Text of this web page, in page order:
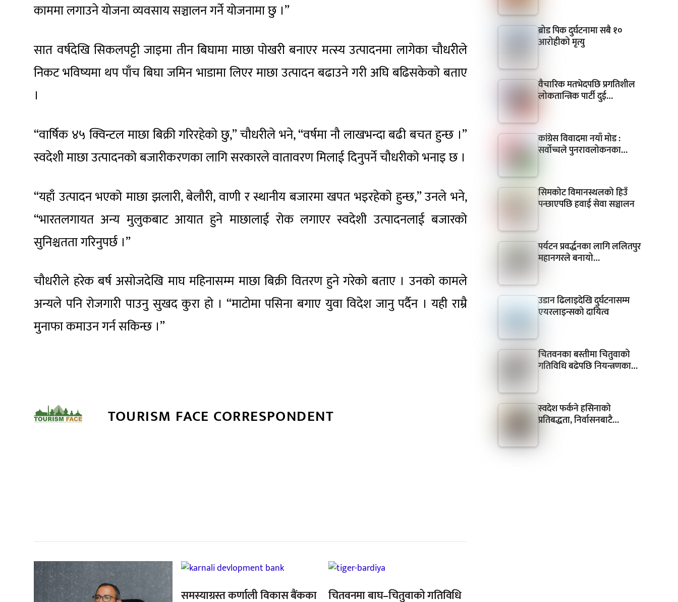
काममा लगाउने योजना व्यवसाय सञ्चालन गर्ने योजनामा छु ।”
सात वर्षदेखि सिकलपट्टी जाइमा तीन बिघामा माछा पोखरी बनाएर मत्स्य उत्पादनमा लागेका चौधरीले
निकट भविष्यमा थप पाँच बिघा जमिन भाडामा लिएर माछा उत्पादन बढाउने गरी अघि बढिसकेको बताए
।
“वार्षिक ४५ क्विन्टल माछा बिक्री गरिरहेको छु,” चौधरीले भने, “वर्षमा नौ लाखभन्दा बढी बचत हुन्छ ।”
स्वदेशी माछा उत्पादनको बजारीकरणका लागि सरकारले वातावरण मिलाई दिनुपर्ने चौधरीको भनाइ छ ।
“यहाँ उत्पादन भएको माछा झलारी, बेलौरी, वाणी र स्थानीय बजारमा खपत भइरहेको हुन्छ,” उनले भने,
“भारतलगायत अन्य मुलुकबाट आयात हुने माछालाई रोक लगाएर स्वदेशी उत्पादनलाई बजारको
सुनिश्चतता गरिनुपर्छ ।”
चौधरीले हरेक बर्ष असोजदेखि माघ महिनासम्म माछा बिक्री वितरण हुने गरेको बताए । उनको कामले
अन्यले पनि रोजगारी पाउनु सुखद कुरा हो । “माटोमा पसिना बगाए युवा विदेश जानु पर्दैन । यही राम्रै
मुनाफा कमाउन गर्न सकिन्छ ।”
TOURISM FACE CORRESPONDENT
,
समस्याग्रस्त कर्णाली विकास बैंकका
,
चितवनमा बाघ–चितुवाको गतिविधि
ब्रोड पिक दुर्घटनामा सबै १०
आरोहीको मृत्यु
वैचारिक मतभेदपछि प्रगतिशील
लोकतान्त्रिक पार्टी दुई…
कांग्रेस विवादमा नयाँ मोड :
सर्वोच्चले पुनरावलोकनका…
सिमकोट विमानस्थलको हिउँ
पन्छाएपछि हवाई सेवा सञ्चालन
पर्यटन प्रवर्द्धनका लागि ललितपुर
महानगरले बनायो…
उडान ढिलाइदेखि दुर्घटनासम्म
एयरलाइन्सको दायित्व
चितवनका बस्तीमा चितुवाको
गतिविधि बढेपछि नियन्त्रणका…
स्वदेश फर्कने हसिनाको
प्रतिबद्धता, निर्वासनबाटै…